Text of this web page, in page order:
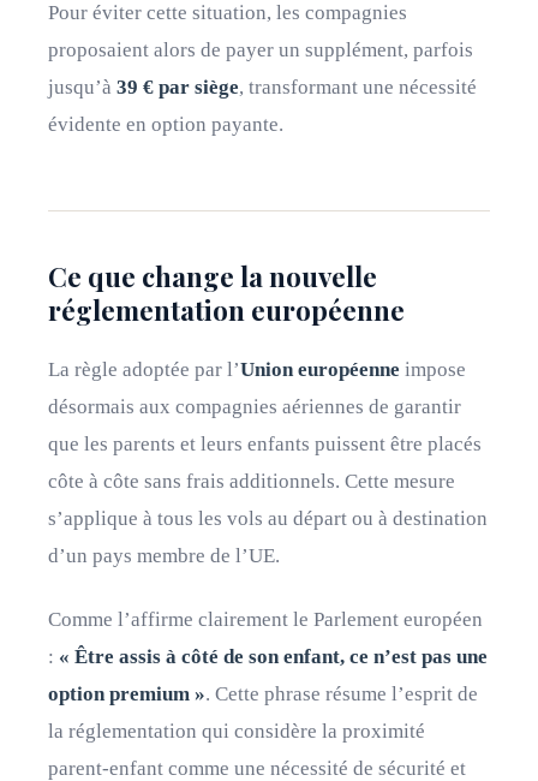
Pour éviter cette situation, les compagnies
proposaient alors de payer un supplément, parfois
jusqu’à 39 € par siège, transformant une nécessité
évidente en option payante.
Ce que change la nouvelle
réglementation européenne
La règle adoptée par l’Union européenne impose
désormais aux compagnies aériennes de garantir
que les parents et leurs enfants puissent être placés
côte à côte sans frais additionnels. Cette mesure
s’applique à tous les vols au départ ou à destination
d’un pays membre de l’UE.
Comme l’affirme clairement le Parlement européen
: « Être assis à côté de son enfant, ce n’est pas une
option premium ». Cette phrase résume l’esprit de
la réglementation qui considère la proximité
parent-enfant comme une nécessité de sécurité et